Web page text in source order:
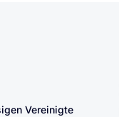
Vereinigte